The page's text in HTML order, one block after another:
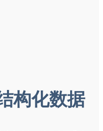
构化数据